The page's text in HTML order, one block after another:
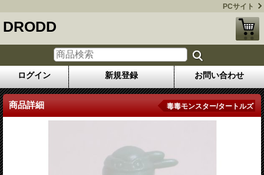
PCサイト
DRODD
ログイン 新規登録 お問い合わせ
商品詳細 毒毒モンスター/タートルズ